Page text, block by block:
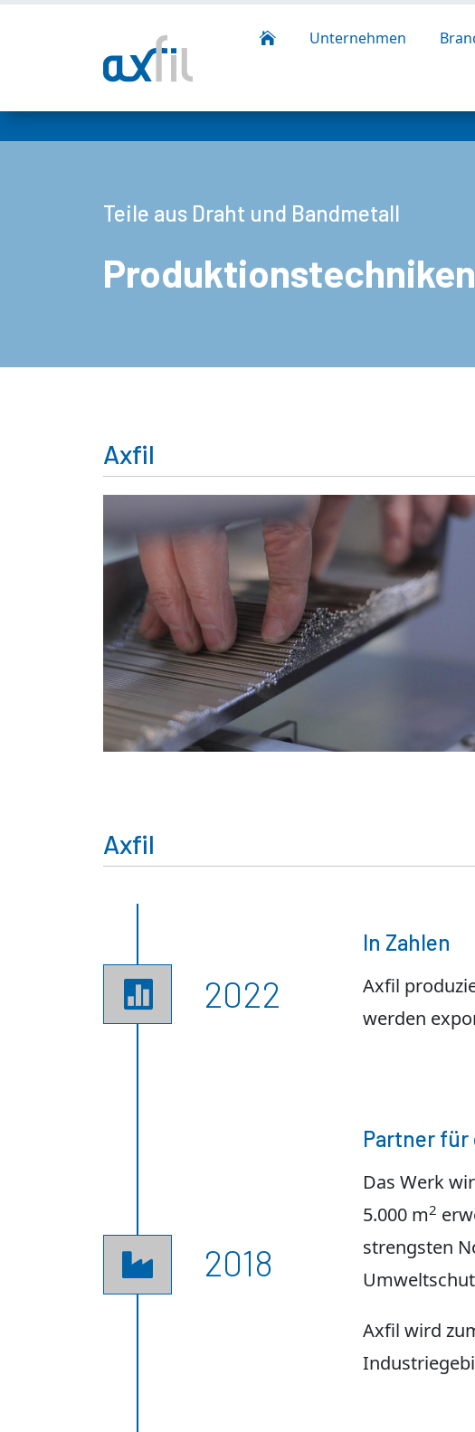
 Unternehmen
Teile aus Draht und Bandmetall
Produktionstechniken
Axfil
Axfil
 2022
In Zahlen
Axfil
werden
 2018
Partner
Das Werk
5.000 m2
strengsten
Axfil wird